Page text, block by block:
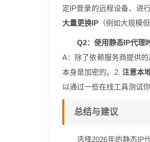
定IP登录的远程设备、进
大量更换IP （例如大规模
Q2：使用静态IP代理
A：除了依赖服务商提供
本身是加密的。2. 注意本
以通过一些在线工具测试
总结与建议
选择2026年的静态IP